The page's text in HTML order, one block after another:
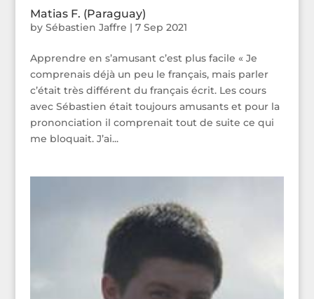
Matias F. (Paraguay)
by Sébastien Jaffre | 7 Sep 2021
Apprendre en s’amusant c’est plus facile « Je
comprenais déjà un peu le français, mais parler
c’était très différent du français écrit. Les cours
avec Sébastien était toujours amusants et pour la
prononciation il comprenait tout de suite ce qui
me bloquait. J’ai...